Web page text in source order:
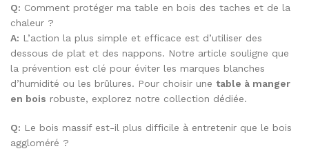
Q: Comment protéger ma table en bois des taches et de la
chaleur ?
A: L’action la plus simple et efficace est d’utiliser des
dessous de plat et des nappons. Notre article souligne que
la prévention est clé pour éviter les marques blanches
d’humidité ou les brûlures. Pour choisir une table à manger
en bois robuste, explorez notre collection dédiée.
Q: Le bois massif est-il plus difficile à entretenir que le bois
aggloméré ?